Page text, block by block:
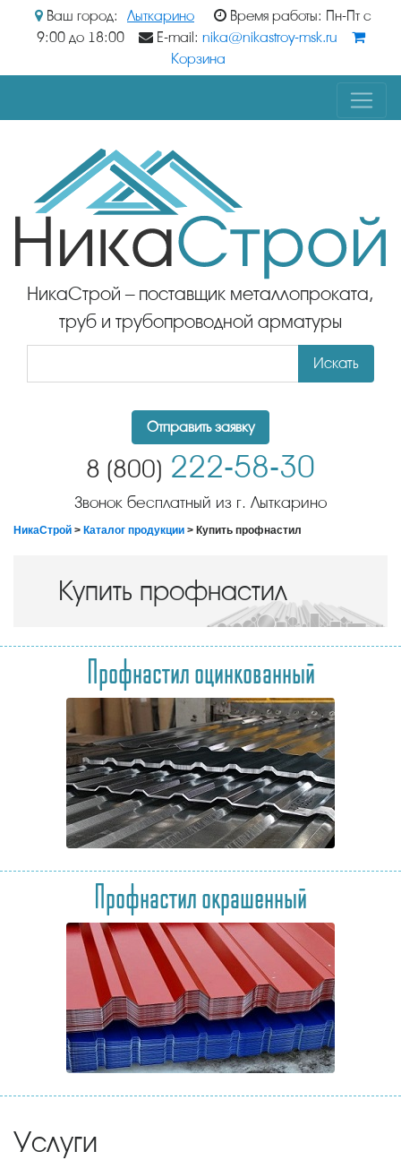
Ваш город: Лыткарино
Время работы: Пн-Пт с
9:00 до 18:00
E-mail: nika@nikastroy-msk.ru
Корзина
НикаСтрой – поставщик металлопроката,
труб и трубопроводной арматуры
Искать
Отправить заявку
8 (800) 222-58-30
Звонок бесплатный из г. Лыткарино
НикаСтрой > Каталог продукции > Купить профнастил
Купить профнастил
Профнастил оцинкованный
Профнастил окрашенный
Услуги